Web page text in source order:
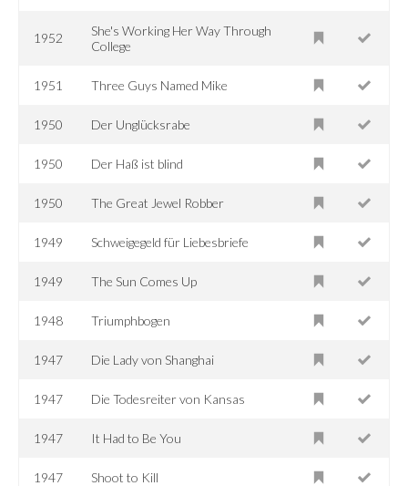
1952
She's Working Her Way Through
College
1951 Three Guys Named Mike
1950 Der Unglücksrabe
1950 Der Haß ist blind
1950 The Great Jewel Robber
1949 Schweigegeld für Liebesbriefe
1949 The Sun Comes Up
1948 Triumphbogen
1947 Die Lady von Shanghai
1947 Die Todesreiter von Kansas
1947 It Had to Be You
1947 Shoot to Kill